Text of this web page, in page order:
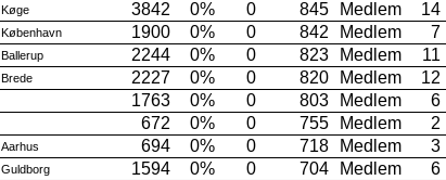
Køge 3842 0% 0 845 Medlem 14
København 1900 0% 0 842 Medlem 7
Ballerup 2244 0% 0 823 Medlem 11
Brede 2227 0% 0 820 Medlem 12
1763 0% 0 803 Medlem
6
672 0% 0 755 Medlem
2
Aarhus 694 0% 0 718 Medlem
3
Guldborg 1594 0% 0 704 Medlem 6